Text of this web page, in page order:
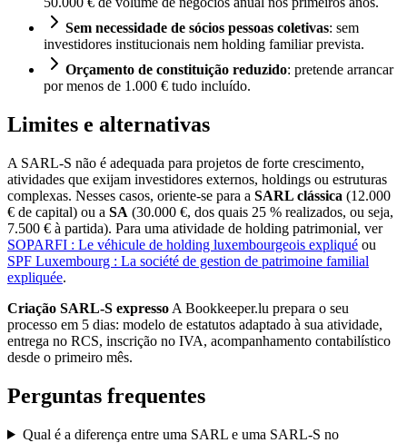
Sem necessidade de sócios pessoas coletivas: sem
investidores institucionais nem holding familiar prevista.
Orçamento de constituição reduzido: pretende arrancar
por menos de 1.000 € tudo incluído.
Limites e alternativas
A SARL-S não é adequada para projetos de forte crescimento,
atividades que exijam investidores externos, holdings ou estruturas
complexas. Nesses casos, oriente-se para a SARL clássica (12.000
€ de capital) ou a SA (30.000 €, dos quais 25 % realizados, ou seja,
7.500 € à partida). Para uma atividade de holding patrimonial, ver
SOPARFI : Le véhicule de holding luxembourgeois expliqué ou
SPF Luxembourg : La société de gestion de patrimoine familial
expliquée.
Criação SARL-S expresso A Bookkeeper.lu prepara o seu
processo em 5 dias: modelo de estatutos adaptado à sua atividade,
entrega no RCS, inscrição no IVA, acompanhamento contabilístico
desde o primeiro mês.
Perguntas frequentes
Qual é a diferença entre uma SARL e uma SARL-S no